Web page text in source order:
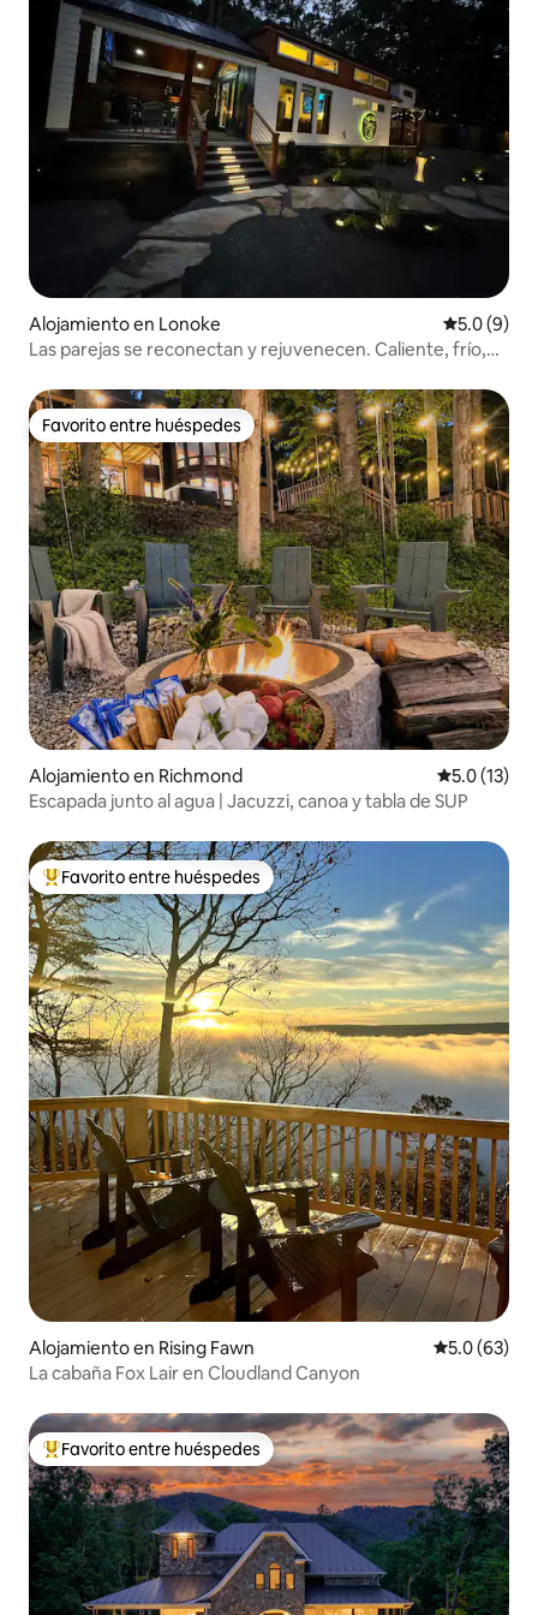
Alojamiento en Lonoke
5.0 (9)
Las parejas se reconectan y rejuvenecen. Caliente, frío,
Favorito entre huéspedes
Favorito entre huéspedes
Alojamiento en Richmond Calificación
5.0 (13)
Escapada junto al agua | Jacuzzi, canoa y tabla de SUP
Favorito entre huéspedes preferido
Favorito entre huéspedes
Alojamiento en Rising Fawn Calificación
5.0 (63)
La cabaña Fox Lair en Cloudland Canyon
Favorito entre huéspedes preferido
Favorito entre huéspedes